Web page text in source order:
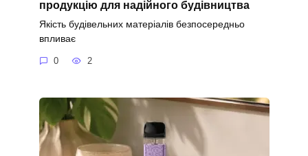
продукцію для надійного будівництва
Якість будівельних матеріалів безпосередньо
впливає
0 2